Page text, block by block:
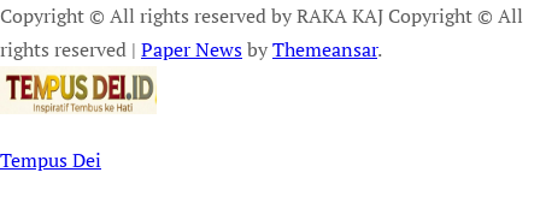
Copyright © All rights reserved by RAKA KAJ Copyright © All
rights reserved | Paper NewsbyThemeansar.
Tempus Dei